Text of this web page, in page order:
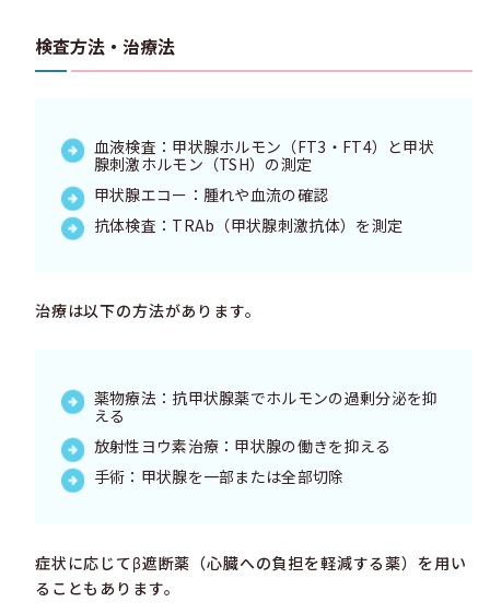
検査方法・治療法
血液検査：甲状腺ホルモン（FT3・FT4）と甲状
腺刺激ホルモン（TSH）の測定
甲状腺エコー：腫れや血流の確認
抗体検査：TRAb（甲状腺刺激抗体）を測定
治療は以下の方法があります。
薬物療法：抗甲状腺薬でホルモンの過剰分泌を抑
える
放射性ヨウ素治療：甲状腺の働きを抑える
手術：甲状腺を一部または全部切除
症状に応じてβ遮断薬（心臓への負担を軽減する薬）を用い
ることもあります。